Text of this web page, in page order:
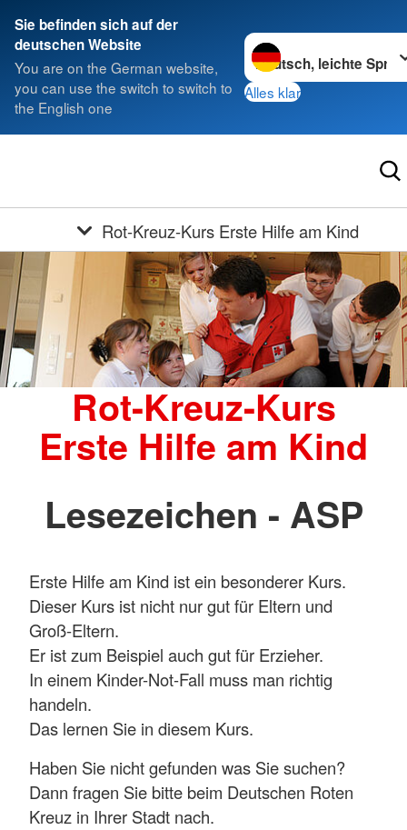
Sie befinden sich auf der
deutschen Website
You are on the German website,
you can use the switch to switch to
the English one
Sprache wechseln zu
Alles klar
Rot-Kreuz-Kurs Erste Hilfe am Kind
Rot-Kreuz-Kurs
Erste Hilfe am Kind
Lesezeichen - ASP
Erste Hilfe am Kind ist ein besonderer Kurs.
Dieser Kurs ist nicht nur gut für Eltern und
Groß-Eltern.
Er ist zum Beispiel auch gut für Erzieher.
In einem Kinder-Not-Fall muss man richtig
handeln.
Das lernen Sie in diesem Kurs.
Haben Sie nicht gefunden was Sie suchen?
Dann fragen Sie bitte beim Deutschen Roten
Kreuz in Ihrer Stadt nach.